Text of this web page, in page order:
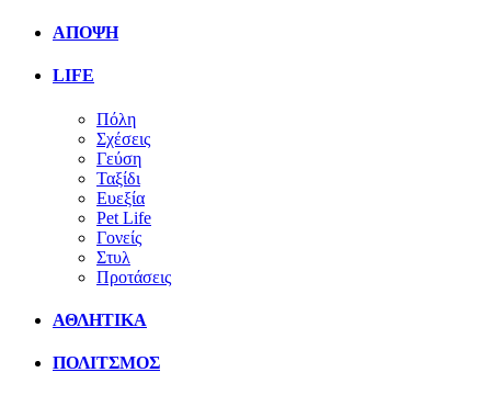
ΑΠΟΨΗ
LIFE
Πόλη
Σχέσεις
Γεύση
Ταξίδι
Ευεξία
Pet Life
Γονείς
Στυλ
Προτάσεις
ΑΘΛΗΤΙΚΑ
ΠΟΛΙΤΣΜΟΣ